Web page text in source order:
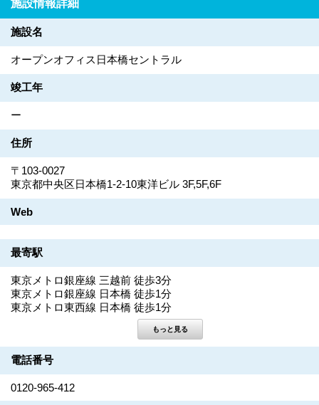
施設情報詳細
施設名
オープンオフィス日本橋セントラル
竣工年
ー
住所
〒103-0027
東京都中央区日本橋1-2-10東洋ビル 3F,5F,6F
Web
最寄駅
東京メトロ銀座線 三越前 徒歩3分
東京メトロ銀座線 日本橋 徒歩1分
東京メトロ東西線 日本橋 徒歩1分
電話番号
0120-965-412